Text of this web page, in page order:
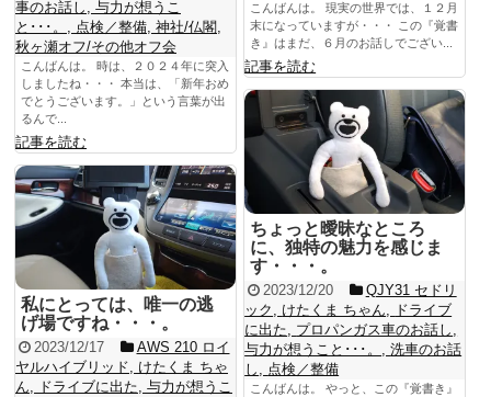
事のお話し , 与力が想うこ
と･･･。 , 点検／整備, 神社/仏閣,
秋ヶ瀬オフ/その他オフ会
こんばんは。 時は、２０２４年に突入
しましたね・・・ 本当は、「新年おめ
でとうございます。」という言葉が出
るんで...
記事を読む
こんばんは。 現実の世界では、１２月
末になっていますが・・・ この『覚書
き』はまだ、６月のお話しでござい...
記事を読む
ちょっと曖昧なところ
に、独特の魅力を感じま
す・・・。
2023/12/20
QJY31 セドリ
ック , けたくま ちゃん, ドライブ
に出た, プロパンガス車のお話し ,
与力が想うこと･･･。 ,洗車のお話
し , 点検／整備
こんばんは。 やっと、この『覚書き』
私にとっては、唯一の逃
げ場ですね・・・。
2023/12/17
AWS 210 ロイ
ヤルハイブリッド, けたくま ちゃ
ん, ドライブに出た, 与力が想うこ